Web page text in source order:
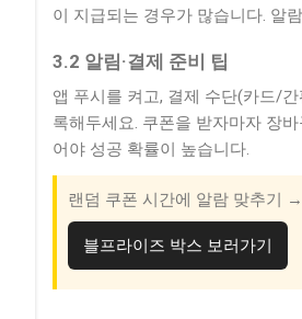
이 지급되는 경우가 많습니다. 알
3.2 알림·결제 준비 팁
앱 푸시를 켜고, 결제 수단(카드/
록해두세요. 쿠폰을 받자마자 장
어야 성공 확률이 높습니다.
랜덤 쿠폰 시간에 알람 맞추기 →
블프라이즈 박스 보러가기